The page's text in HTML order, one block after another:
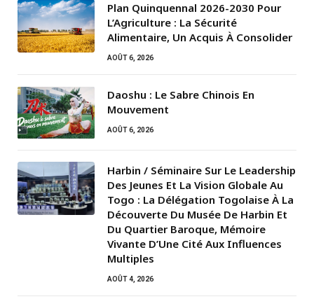
Plan Quinquennal 2026-2030 Pour
L’Agriculture : La Sécurité
Alimentaire, Un Acquis À Consolider
AOÛT 6, 2026
Daoshu : Le Sabre Chinois En
Mouvement
AOÛT 6, 2026
Harbin / Séminaire Sur Le Leadership
Des Jeunes Et La Vision Globale Au
Togo : La Délégation Togolaise À La
Découverte Du Musée De Harbin Et
Du Quartier Baroque, Mémoire
Vivante D’Une Cité Aux Influences
Multiples
AOÛT 4, 2026